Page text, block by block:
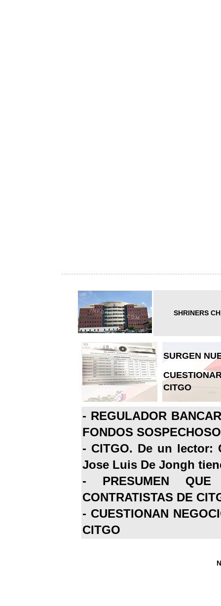
SHRINERS
SURGEN
CITGO
- REGULADOR
FONDOS
- CITGO. De un lector:
Jose Luis De Jongh
- PRESUMEN
CONTRATISTAS DE
- CUESTIONAN
CITGO